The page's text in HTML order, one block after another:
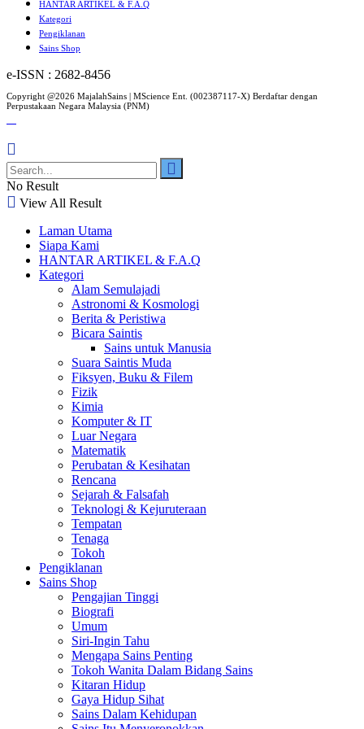
HANTAR ARTIKEL & F.A.Q
Kategori
Pengiklanan
Sains Shop
e-ISSN : 2682-8456
Copyright @2026 MajalahSains | MScience Ent. (002387117-X) Berdaftar dengan
Perpustakaan Negara Malaysia (PNM)
No Result
View All Result
Laman Utama
Siapa Kami
HANTAR ARTIKEL & F.A.Q
Kategori
Alam Semulajadi
Astronomi & Kosmologi
Berita & Peristiwa
Bicara Saintis
Sains untuk Manusia
Suara Saintis Muda
Fiksyen, Buku & Filem
Fizik
Kimia
Komputer & IT
Luar Negara
Matematik
Perubatan & Kesihatan
Rencana
Sejarah & Falsafah
Teknologi & Kejuruteraan
Tempatan
Tenaga
Tokoh
Pengiklanan
Sains Shop
Pengajian Tinggi
Biografi
Umum
Siri-Ingin Tahu
Mengapa Sains Penting
Tokoh Wanita Dalam Bidang Sains
Kitaran Hidup
Gaya Hidup Sihat
Sains Dalam Kehidupan